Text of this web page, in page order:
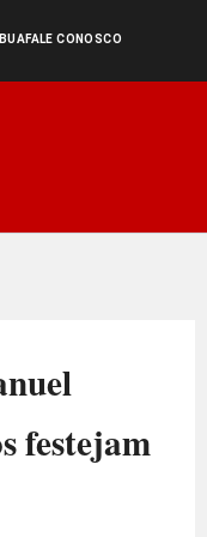
FALE CONOSCO
festejam